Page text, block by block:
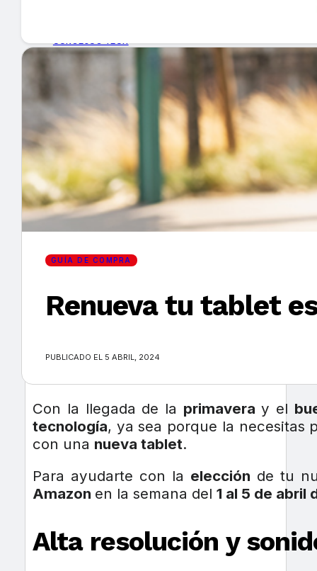
Encuentra tu noticia
GUÍA DE COMPRA
Renueva tu tablet
PUBLICADO EL 5 ABRIL, 2024
Con la llegada de la primavera y el
tecnología, ya sea porque la necesitas
con una nueva tablet.
Para ayudarte con la elección de tu
Amazon en la semana del 1 al 5 de abril
Alta resolución y